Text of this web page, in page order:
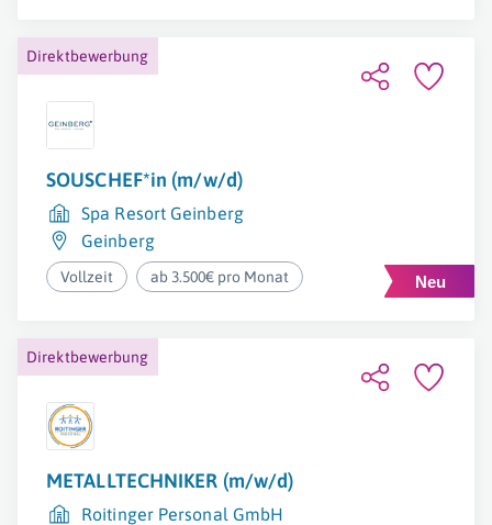
Direktbewerbung
SOUSCHEF*in (m/w/d)
Spa Resort Geinberg
Geinberg
Vollzeit ab 3.500€ pro Monat
Direktbewerbung
METALLTECHNIKER (m/w/d)
Roitinger Personal GmbH